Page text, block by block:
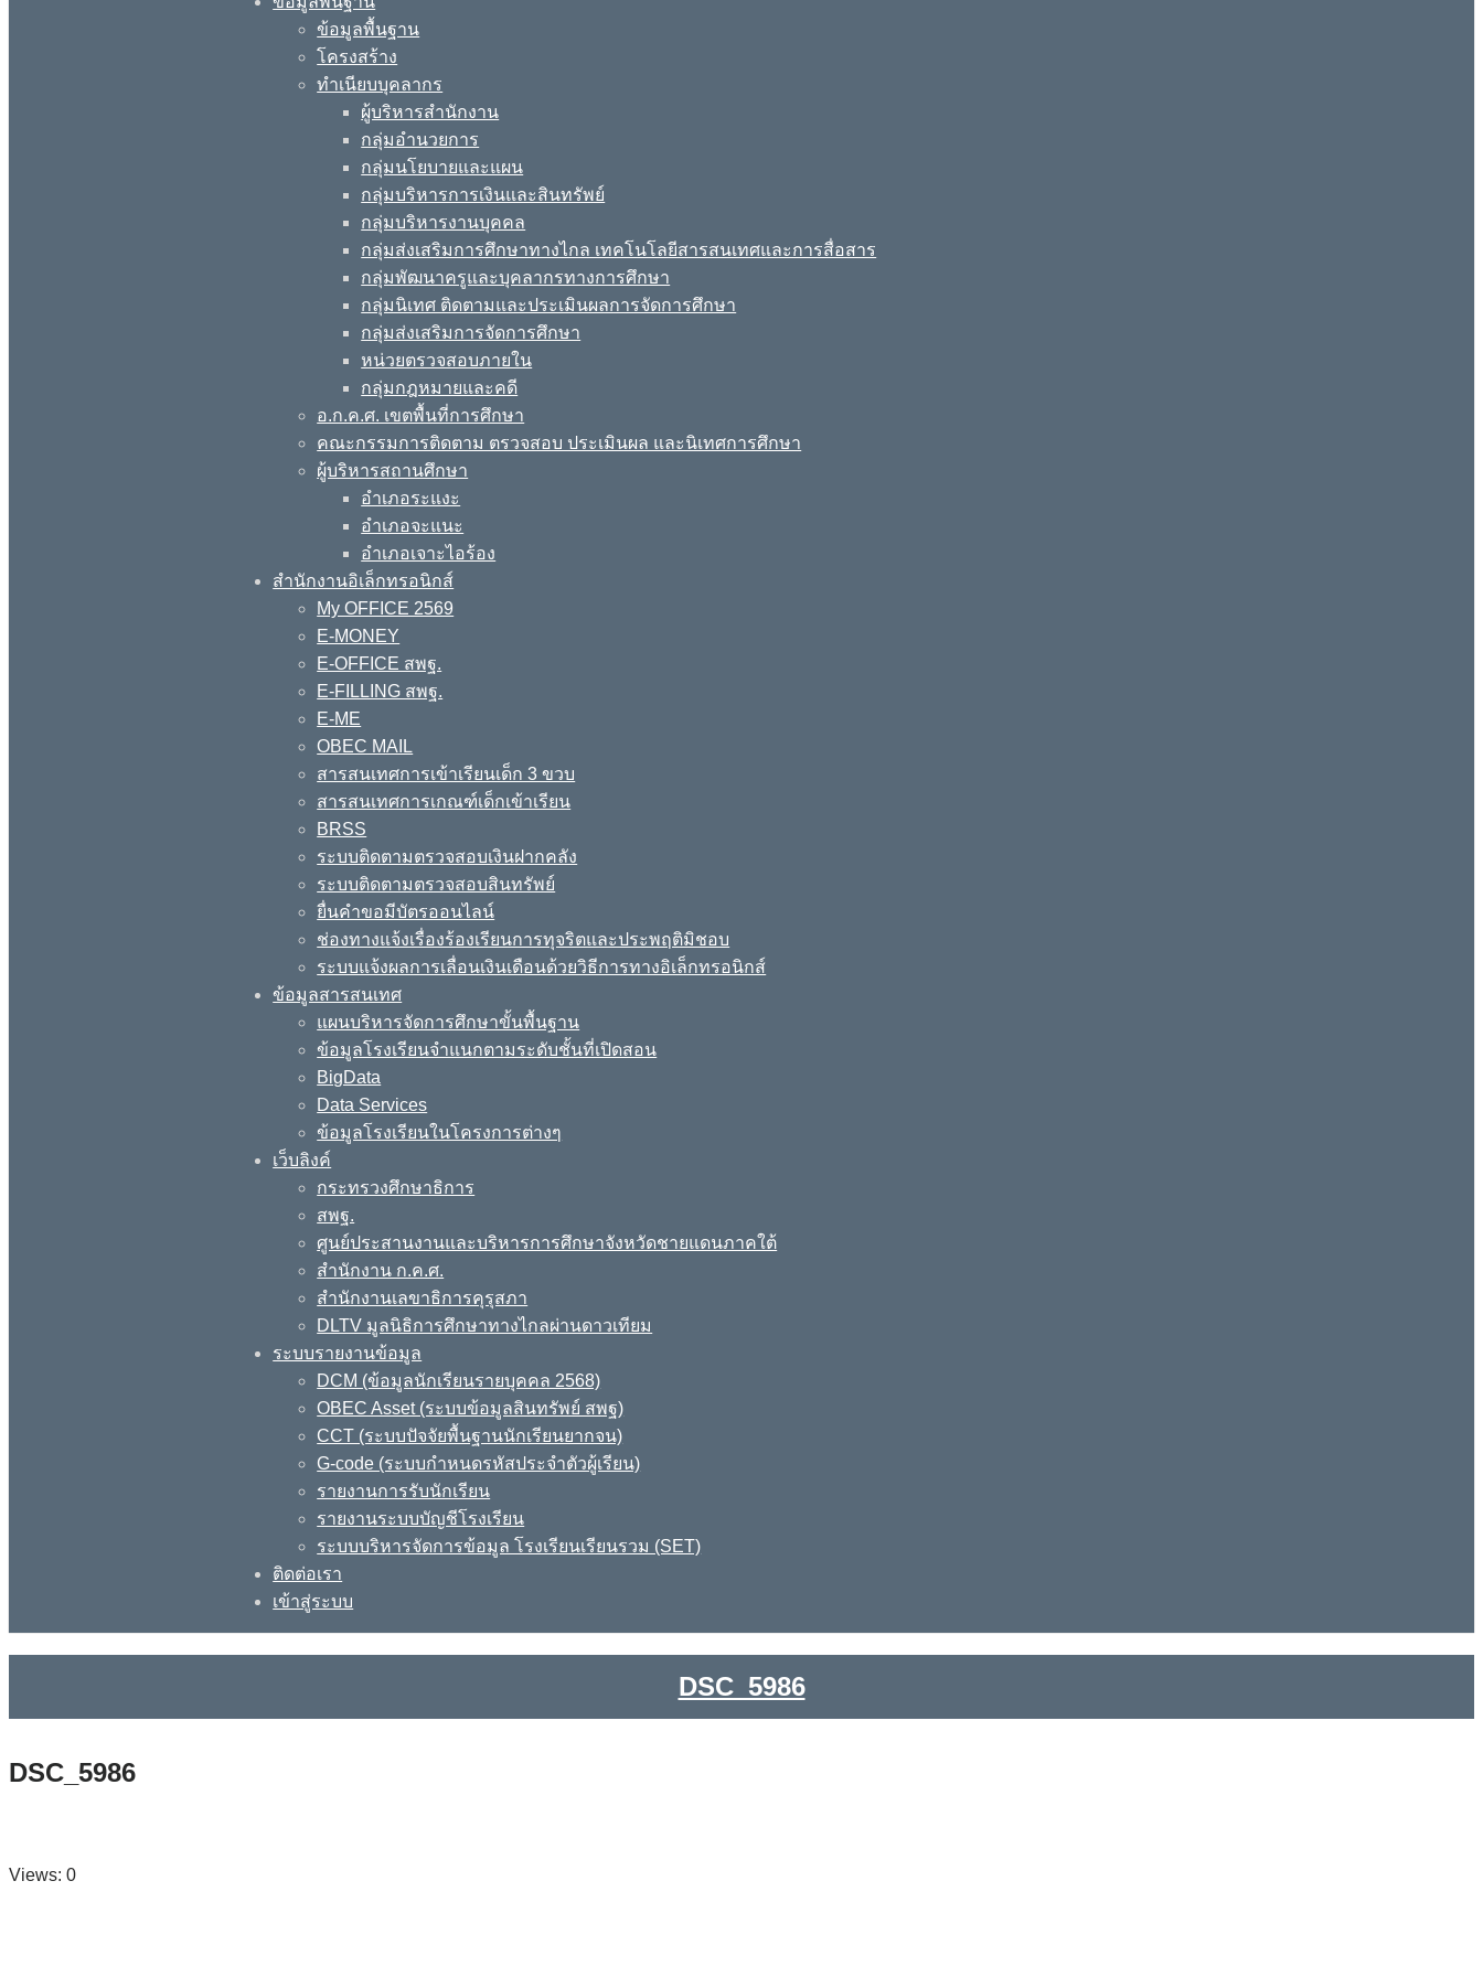
ข้อมูลพื้นฐาน
โครงสร้าง
ทำเนียบบุคลากร
ผู้บริหารสำนักงาน
กลุ่มอำนวยการ
กลุ่มนโยบายและแผน
กลุ่มบริหารการเงินและสินทรัพย์
กลุ่มบริหารงานบุคคล
กลุ่มส่งเสริมการศึกษาทางไกล เทคโนโลยีสารสนเทศและการสื่อสาร
กลุ่มพัฒนาครูและบุคลากรทางการศึกษา
กลุ่มนิเทศ ติดตามและประเมินผลการจัดการศึกษา
กลุ่มส่งเสริมการจัดการศึกษา
หน่วยตรวจสอบภายใน
กลุ่มกฎหมายและคดี
อ.ก.ค.ศ. เขตพื้นที่การศึกษา
คณะกรรมการติดตาม ตรวจสอบ ประเมินผล และนิเทศการศึกษา
ผู้บริหารสถานศึกษา
อำเภอระแงะ
อำเภอจะแนะ
อำเภอเจาะไอร้อง
สำนักงานอิเล็กทรอนิกส์
My OFFICE 2569
E-MONEY
E-OFFICE สพฐ.
E-FILLING สพฐ.
E-ME
OBEC MAIL
สารสนเทศการเข้าเรียนเด็ก 3 ขวบ
สารสนเทศการเกณฑ์เด็กเข้าเรียน
BRSS
ระบบติดตามตรวจสอบเงินฝากคลัง
ระบบติดตามตรวจสอบสินทรัพย์
ยื่นคำขอมีบัตรออนไลน์
ช่องทางแจ้งเรื่องร้องเรียนการทุจริตและประพฤติมิชอบ
ระบบแจ้งผลการเลื่อนเงินเดือนด้วยวิธีการทางอิเล็กทรอนิกส์
ข้อมูลสารสนเทศ
แผนบริหารจัดการศึกษาขั้นพื้นฐาน
ข้อมูลโรงเรียนจำแนกตามระดับชั้นที่เปิดสอน
BigData
Data Services
ข้อมูลโรงเรียนในโครงการต่างๆ
เว็บลิงค์
กระทรวงศึกษาธิการ
สพฐ.
ศูนย์ประสานงานและบริหารการศึกษาจังหวัดชายแดนภาคใต้
สำนักงาน ก.ค.ศ.
สำนักงานเลขาธิการคุรุสภา
DLTV มูลนิธิการศึกษาทางไกลผ่านดาวเทียม
ระบบรายงานข้อมูล
DCM (ข้อมูลนักเรียนรายบุคคล 2568)
OBEC Asset (ระบบข้อมูลสินทรัพย์ สพฐ)
CCT (ระบบปัจจัยพื้นฐานนักเรียนยากจน)
G-code (ระบบกำหนดรหัสประจำตัวผู้เรียน)
รายงานการรับนักเรียน
รายงานระบบบัญชีโรงเรียน
ระบบบริหารจัดการข้อมูล โรงเรียนเรียนรวม (SET)
ติดต่อเรา
เข้าสู่ระบบ
DSC_5986
DSC_5986
Views: 0